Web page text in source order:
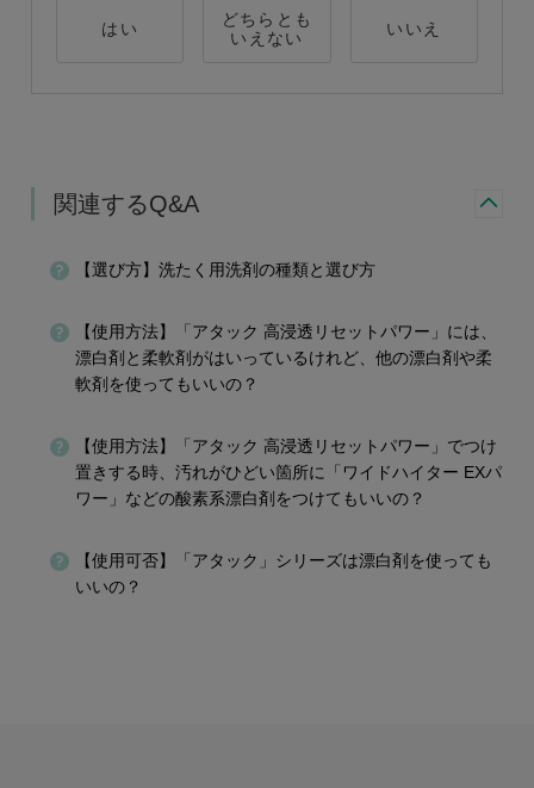
はい
どちらとも
いえない
いいえ
関連するQ&A
【選び方】洗たく用洗剤の種類と選び方
【使用方法】「アタック 高浸透リセットパワー」には、
漂白剤と柔軟剤がはいっているけれど、他の漂白剤や柔
軟剤を使ってもいいの？
【使用方法】「アタック 高浸透リセットパワー」でつけ
置きする時、汚れがひどい箇所に「ワイドハイター EXパ
ワー」などの酸素系漂白剤をつけてもいいの？
【使用可否】「アタック」シリーズは漂白剤を使っても
いいの？